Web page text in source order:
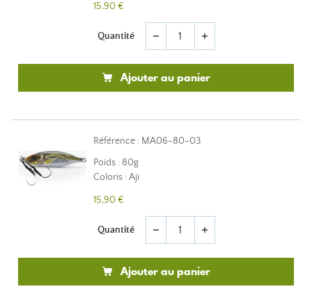
15,90 €
Quantité remove add
Ajouter au panier
Référence : MA06-80-03
Poids : 80g
Coloris : Aji
15,90 €
Quantité remove add
Ajouter au panier